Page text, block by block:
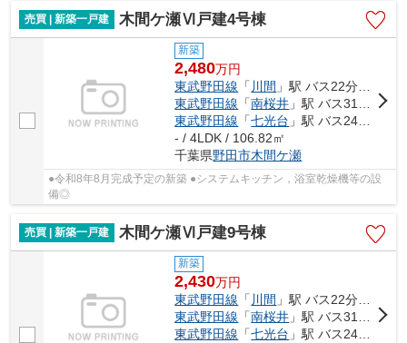
売買 | 新築一戸建 木間ケ瀬Ⅵ戸建4号棟
新築
2,480万円
東武野田線 「 川間 」駅 バス22分 「関宿中央ターミナル」 停歩9分
東武野田線 「南桜井 」駅 バス31分 「立山入口」 停歩4分
東武野田線 「七光台 」駅 バス24分 「下羽貫」 停歩10分
- / 4LDK / 106.82㎡
千葉県野田市木間ケ瀬
●令和8年8月完成予定の新築 ●システムキッチン，浴室乾燥機等の設
備◎
売買 | 新築一戸建 木間ケ瀬Ⅵ戸建9号棟
新築
2,430万円
東武野田線 「 川間 」駅 バス22分 「関宿中央ターミナル」 停歩9分
東武野田線 「南桜井 」駅 バス31分 「立山入口」 停歩4分
東武野田線 「七光台 」駅 バス24分 「下羽貫」 停歩10分